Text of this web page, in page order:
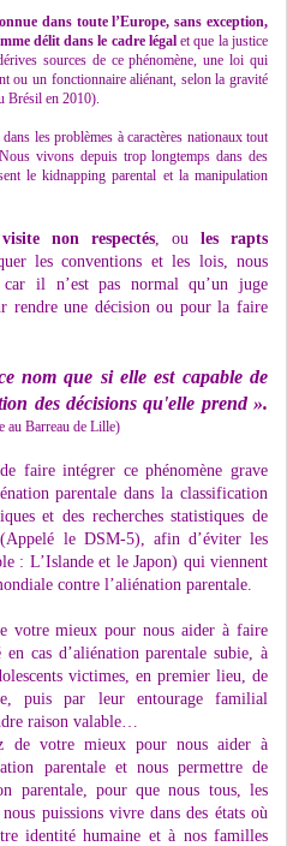
dans toute l’Europe, sans exception,
délit dans le cadre légal et que la justice
sources de ce phénomène, une loi qui
ou un fonctionnaire aliénant, selon la gravité
Brésil en 2010).
les problèmes à caractères nationaux tout
vivons depuis trop longtemps dans des
le kidnapping parental et la manipulation
non respectés, ou les rapts
les conventions et les lois, nous
car il n’est pas normal qu’un juge
rendre une décision ou pour la faire
nom que si elle est capable de
des décisions qu'elle prend ».
au Barreau de Lille)
faire intégrer ce phénomène grave
parentale dans la classification
et des recherches statistiques de
(Appelé leDSM-5), afin d’éviter les
: L’Islande et le Japon) qui viennent
contre l’aliénation parentale.
votre mieux pour nous aider à faire
cas d’aliénation parentale subie, à
victimes, en premier lieu, de
puis par leur entourage familial
raison valable…
de votre mieux pour nous aider à
parentale et nous permettre de
parentale, pour que nous tous, les
puissions vivre dans des états où
identité humaine et à nos familles